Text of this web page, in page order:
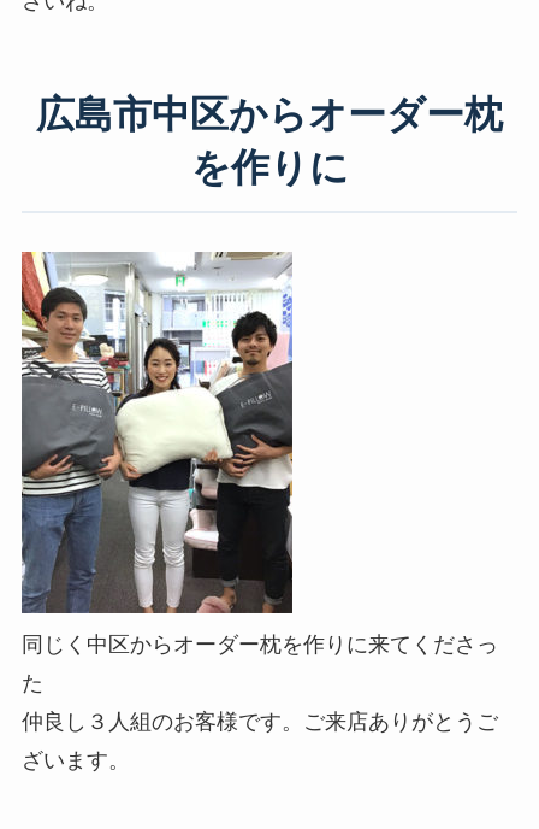
広島市中区からオーダー枕
を作りに
同じく中区からオーダー枕を作りに来てくださっ
た
仲良し３人組のお客様です。ご来店ありがとうご
ざいます。